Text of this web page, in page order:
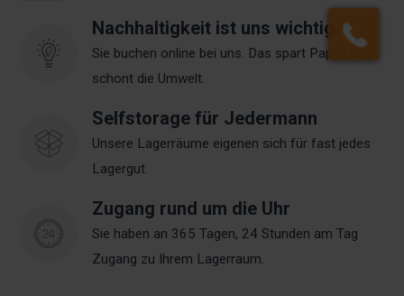
Nachhaltigkeit ist uns wichtig
Sie buchen online bei uns. Das spart Papier und
schont die Umwelt.
Selfstorage für Jedermann
Unsere Lagerräume eigenen sich für fast jedes
Lagergut.
Zugang rund um die Uhr
Sie haben an 365 Tagen, 24 Stunden am Tag
Zugang zu Ihrem Lagerraum.